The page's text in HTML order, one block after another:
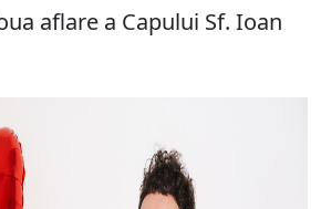
aflare a Capului Sf. Ioan